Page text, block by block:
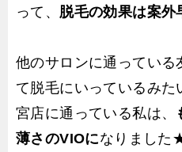
って、 脱毛の効果は案外
他のサロンに通っている
て脱毛にいっているみ
宮店に通っている私は、
薄さのVIOになりました